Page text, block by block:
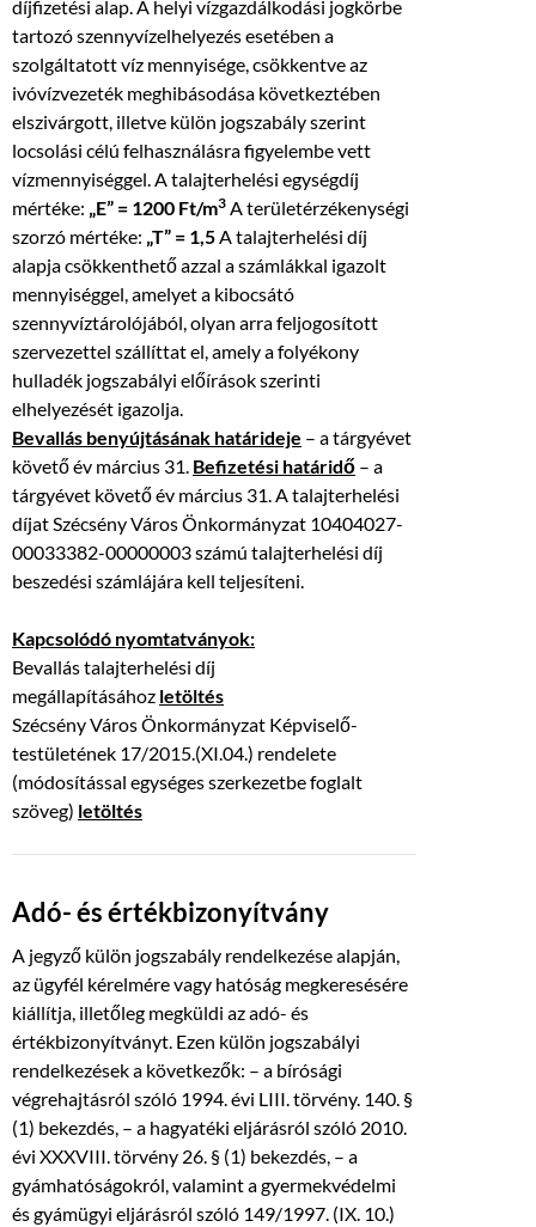
díjfizetési alap. A helyi vízgazdálkodási jogkörbe
tartozó szennyvízelhelyezés esetében a
szolgáltatott víz mennyisége, csökkentve az
ivóvízvezeték meghibásodása következtében
elszivárgott, illetve külön jogszabály szerint
locsolási célú felhasználásra figyelembe vett
vízmennyiséggel. A talajterhelési egységdíj
mértéke: „E” = 1200 Ft/m3 A területérzékenységi
szorzó mértéke: „T” = 1,5A talajterhelési díj
alapja csökkenthető azzal a számlákkal igazolt
mennyiséggel, amelyet a kibocsátó
szennyvíztárolójából, olyan arra feljogosított
szervezettel szállíttat el, amely a folyékony
hulladék jogszabályi előírások szerinti
elhelyezését igazolja.
Bevallás benyújtásának határideje – a tárgyévet
követő év március 31. Befizetési határidő – a
tárgyévet követő év március 31. A talajterhelési
díjat Szécsény Város Önkormányzat 10404027-
00033382-00000003 számú talajterhelési díj
beszedési számlájára kell teljesíteni.
Kapcsolódó nyomtatványok:
Bevallás talajterhelési díj
megállapításához letöltés
Szécsény Város Önkormányzat Képviselő-
testületének 17/2015.(XI.04.) rendelete
(módosítással egységes szerkezetbe foglalt
szöveg) letöltés
Adó- és értékbizonyítvány
A jegyző külön jogszabály rendelkezése alapján,
az ügyfél kérelmére vagy hatóság megkeresésére
kiállítja, illetőleg megküldi az adó- és
értékbizonyítványt. Ezen külön jogszabályi
rendelkezések a következők: – a bírósági
végrehajtásról szóló 1994. évi LIII. törvény. 140. §
(1) bekezdés, – a hagyatéki eljárásról szóló 2010.
évi XXXVIII. törvény 26. § (1) bekezdés, – a
gyámhatóságokról, valamint a gyermekvédelmi
és gyámügyi eljárásról szóló 149/1997. (IX. 10.)